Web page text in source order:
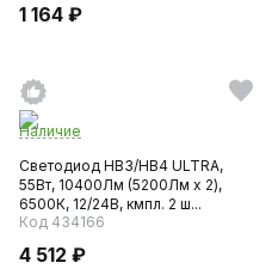
1 164 ₽
Наличие
Светодиод HB3/HB4 ULTRA,
55Вт, 10400Лм (5200Лм x 2),
6500К, 12/24В, кмпл. 2 ш...
Код 434166
4 512 ₽